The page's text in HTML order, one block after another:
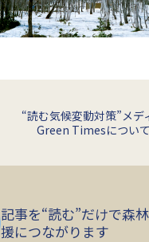
“読む気候変動対策”メデ
Green Timesについて
記事を“読む”だけで森
援につながります